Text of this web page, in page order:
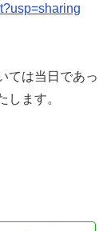
ては当日であっ
します。